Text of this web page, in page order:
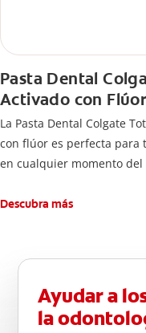
Pasta Dental
Activado con Flúor
La Pasta Dental Colgate
con flúor es perfecta para
en cualquier momento del
Descubra más
Ayudar a
la